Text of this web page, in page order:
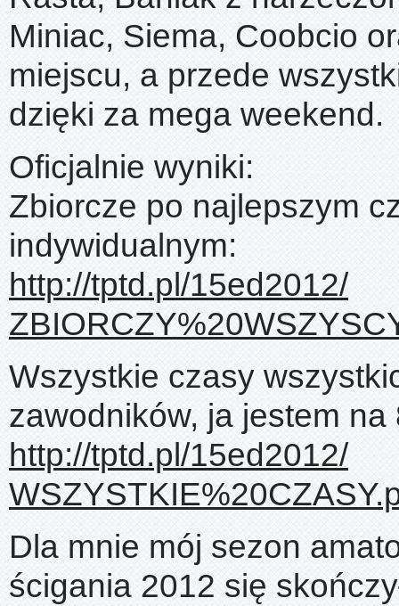
Miniac, Siema, Coobcio
miejscu, a przede
dzięki za mega weekend.
Oficjalnie wyniki:
Zbiorcze po najlepszym
indywidualnym:
http://tptd.pl/15ed2012/
Wszystkie czasy
zawodników, ja jestem na
http://tptd.pl/15ed2012/
Dla mnie mój sezon
ścigania 2012 się